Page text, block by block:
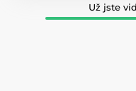
Už jste